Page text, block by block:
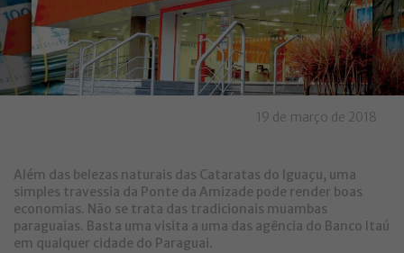
19 de março de 2018
Além das belezas naturais das Cataratas do Iguaçu, uma
simples travessia da Ponte da Amizade pode render boas
economias. Não se trata das tradicionais muambas
paraguaias. Basta uma visita a uma das agência do Banco Itaú
em qualquer cidade do Paraguai.